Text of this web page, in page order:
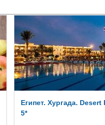
Египет. Хургада. Desert
5*